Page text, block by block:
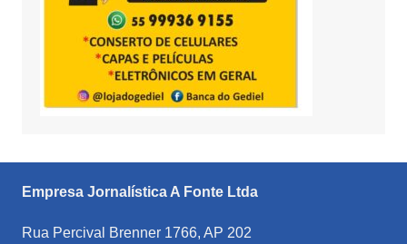
Empresa Jornalística A Fonte Ltda
Rua Percival Brenner 1766, AP 202